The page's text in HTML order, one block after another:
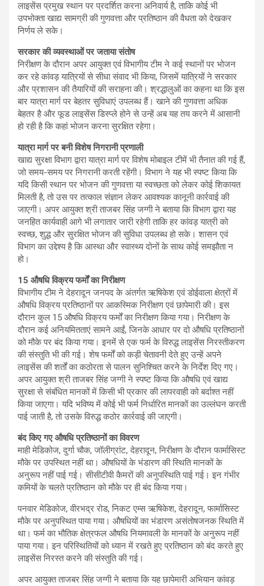
लाइसेंस प्रमुख स्थान पर प्रदर्शित करना अनिवार्य है, ताकि कोई भी
उपभोक्ता खाद्य सामग्री की गुणवत्ता और प्रतिष्ठान की वैधता को देखकर
निर्णय ले सके।
सरकार की व्यवस्थाओं पर जताया संतोष
निरीक्षण के दौरान अपर आयुक्त एवं विभागीय टीम ने कई स्थानों पर भोजन
कर रहे कांवड़ यात्रियों से सीधा संवाद भी किया, जिसमें यात्रियों ने सरकार
और प्रशासन की तैयारियों की सराहना की। श्रद्धालुओं का कहना था कि इस
बार यात्रा मार्ग पर बेहतर सुविधाएं उपलब्ध हैं। खाने की गुणवत्ता अधिक
बेहतर है और फूड लाइसेंस डिस्प्ले होने से उन्हें अब यह तय करने में आसानी
हो रही है कि कहां भोजन करना सुरक्षित रहेगा।
यात्रा मार्ग पर बनी विशेष निगरानी प्रणाली
खाद्य सुरक्षा विभाग द्वारा यात्रा मार्ग पर विशेष मोबाइल टीमें भी तैनात की गई हैं,
जो समय-समय पर निगरानी करती रहेंगी। विभाग ने यह भी स्पष्ट किया कि
यदि किसी स्थान पर भोजन की गुणवत्ता या स्वच्छता को लेकर कोई शिकायत
मिलती है, तो उस पर तत्काल संज्ञान लेकर आवश्यक कानूनी कार्रवाई की
जाएगी। अपर आयुक्त श्री ताजबर सिंह जग्गी ने बताया कि विभाग द्वारा यह
जनहित कार्यवाही आगे भी लगातार जारी रहेगी ताकि हर कांवड़ यात्री को
स्वच्छ, शुद्ध और सुरक्षित भोजन की सुविधा उपलब्ध हो सके। शासन एवं
विभाग का उद्देश्य है कि आस्था और स्वास्थ्य दोनों के साथ कोई समझौता न
हो।
15 औषधि विक्रय फर्मों का निरीक्षण
विभागीय टीम ने देहरादून जनपद के अंतर्गत ऋषिकेश एवं डोईवाला क्षेत्रों में
औषधि विक्रय प्रतिष्ठानों पर आकस्मिक निरीक्षण एवं छापेमारी की। इस
दौरान कुल 15 औषधि विक्रय फर्मों का निरीक्षण किया गया। निरीक्षण के
दौरान कई अनियमितताएं सामने आईं, जिनके आधार पर दो औषधि प्रतिष्ठानों
को मौके पर बंद किया गया। इनमें से एक फर्म के विरुद्ध लाइसेंस निरस्तीकरण
की संस्तुति भी की गई। शेष फर्मों को कड़ी चेतावनी देते हुए उन्हें अपने
लाइसेंस की शर्तों का कठोरता से पालन सुनिश्चित करने के निर्देश दिए गए।
अपर आयुक्त श्री ताजबर सिंह जग्गी ने स्पष्ट किया कि औषधि एवं खाद्य
सुरक्षा से संबंधित मानकों में किसी भी प्रकार की लापरवाही को बर्दाश्त नहीं
किया जाएगा। यदि भविष्य में कोई भी फर्म निर्धारित मानकों का उल्लंघन करती
पाई जाती है, तो उसके विरुद्ध कठोर कार्रवाई की जाएगी।
बंद किए गए औषधि प्रतिष्ठानों का विवरण
माही मेडिकोज, दुर्गा चौक, जॉलीग्रांट, देहरादून, निरीक्षण के दौरान फार्मासिस्ट
मौके पर उपस्थित नहीं था। औषधियों के भंडारण की स्थिति मानकों के
अनुरूप नहीं पाई गई। सीसीटीवी कैमरों की अनुपस्थिति पाई गई। इन गंभीर
कमियों के चलते प्रतिष्ठान को मौके पर ही बंद किया गया।
पनवार मेडिकोज, वीरभद्र रोड, निकट एम्स ऋषिकेश, देहरादून, फार्मासिस्ट
मौके पर अनुपस्थित पाया गया। औषधियों का भंडारण असंतोषजनक स्थिति में
था। फर्म का भौतिक क्षेत्रफल औषधि नियमावली के मानकों के अनुरूप नहीं
पाया गया। इन परिस्थितियों को ध्यान में रखते हुए प्रतिष्ठान को बंद करते हुए
लाइसेंस निरस्त करने की संस्तुति की गई।
अपर आयुक्त ताजबर सिंह जग्गी ने बताया कि यह छापेमारी अभियान कांवड़